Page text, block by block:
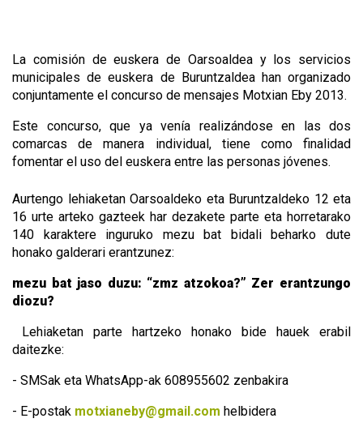
La comisión de euskera de Oarsoaldea y los servicios
municipales de euskera de Buruntzaldea han organizado
conjuntamente el concurso de mensajes Motxian Eby 2013.
Este concurso, que ya venía realizándose en las dos
comarcas de manera individual, tiene como finalidad
fomentar el uso del euskera entre las personas jóvenes.
Aurtengo lehiaketan Oarsoaldeko eta Buruntzaldeko 12 eta
16 urte arteko gazteek har dezakete parte eta horretarako
140 karaktere inguruko mezu bat bidali beharko dute
honako galderari erantzunez:
mezu bat jaso duzu: “zmz atzokoa?” Zer erantzungo
diozu?
Lehiaketan parte hartzeko honako bide hauek erabil
daitezke:
- SMSak eta WhatsApp-ak 608955602 zenbakira
- E-postak motxianeby@gmail.com helbidera